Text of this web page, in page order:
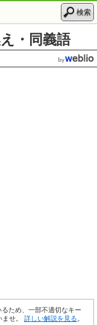
検索
・同義語
ため、一部不適切なキー
せ。 詳しい解説を見る